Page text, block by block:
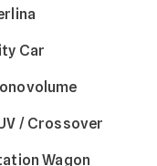
Car
/ Crossover
Wagon